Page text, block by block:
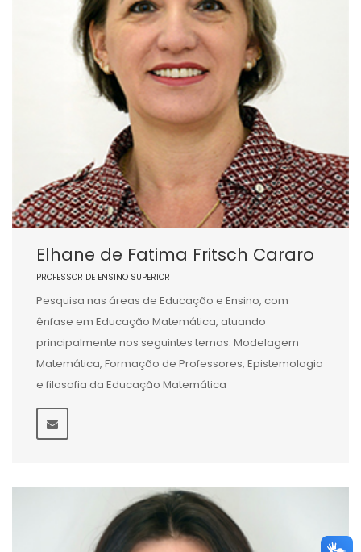
Elhane de Fatima Fritsch Cararo
PROFESSOR DE ENSINO SUPERIOR
Pesquisa nas áreas de Educação e Ensino, com
ênfase em Educação Matemática, atuando
principalmente nos seguintes temas: Modelagem
Matemática, Formação de Professores, Epistemologia
e filosofia da Educação Matemática